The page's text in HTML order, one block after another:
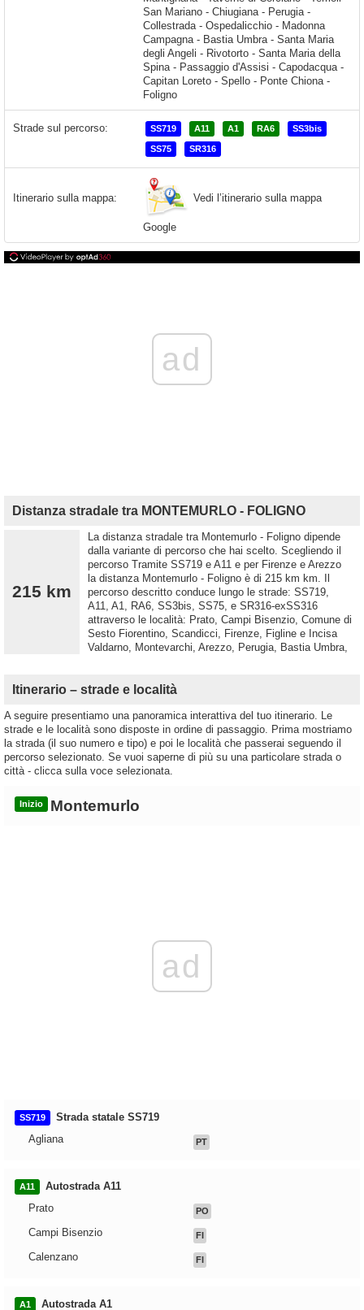
Strade sul percorso: SS719 A11 A1 RA6 SS3bis
SS75 SR316
Itinerario sulla mappa: Vedi l’itinerario sulla mappa
Google
ad
Distanza stradale tra MONTEMURLO - FOLIGNO
215 km
La distanza stradale tra Montemurlo - Foligno dipende
dalla variante di percorso che hai scelto. Scegliendo il
percorso Tramite SS719 e A11 e per Firenze e Arezzo
la distanza Montemurlo - Foligno è di 215 km km. Il
percorso descritto conduce lungo le strade: SS719,
A11, A1, RA6, SS3bis, SS75, e SR316-exSS316
attraverso le località: Prato, Campi Bisenzio, Comune di
Sesto Fiorentino, Scandicci, Firenze, Figline e Incisa
Valdarno, Montevarchi, Arezzo, Perugia, Bastia Umbra,
Itinerario – strade e località
A seguire presentiamo una panoramica interattiva del tuo itinerario. Le
strade e le località sono disposte in ordine di passaggio. Prima mostriamo
la strada (il suo numero e tipo) e poi le località che passerai seguendo il
percorso selezionato. Se vuoi saperne di più su una particolare strada o
città - clicca sulla voce selezionata.
Inizio Montemurlo
ad
SS719
Strada statale SS719
Agliana
PT
A11
Autostrada A11
Prato
PO
Campi Bisenzio FI
Calenzano FI
A1 Autostrada A1